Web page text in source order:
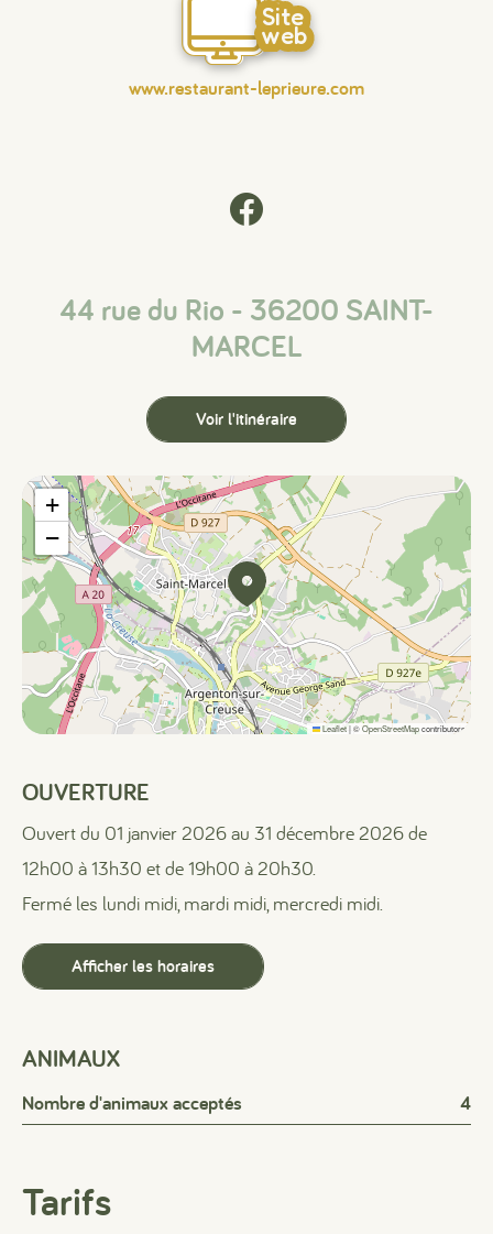
Site
web
www.restaurant-leprieure.com
44 rue du Rio - 36200 SAINT-
MARCEL
Voir l'itinéraire
+
−
Leaflet|©OpenStreetMapcontributors
OUVERTURE
Ouvert du 01 janvier 2026 au 31 décembre 2026 de
12h00 à 13h30 et de 19h00 à 20h30.
Fermé les lundi midi, mardi midi, mercredi midi.
Afficher les horaires
ANIMAUX
Nombre d'animaux acceptés 4
Tarifs